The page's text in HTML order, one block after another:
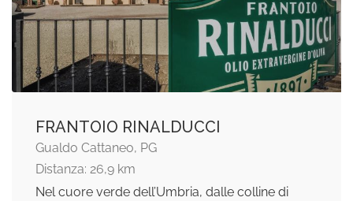
FRANTOIO RINALDUCCI
Gualdo Cattaneo, PG
Distanza: 26,9 km
Nel cuore verde dell’Umbria, dalle colline di